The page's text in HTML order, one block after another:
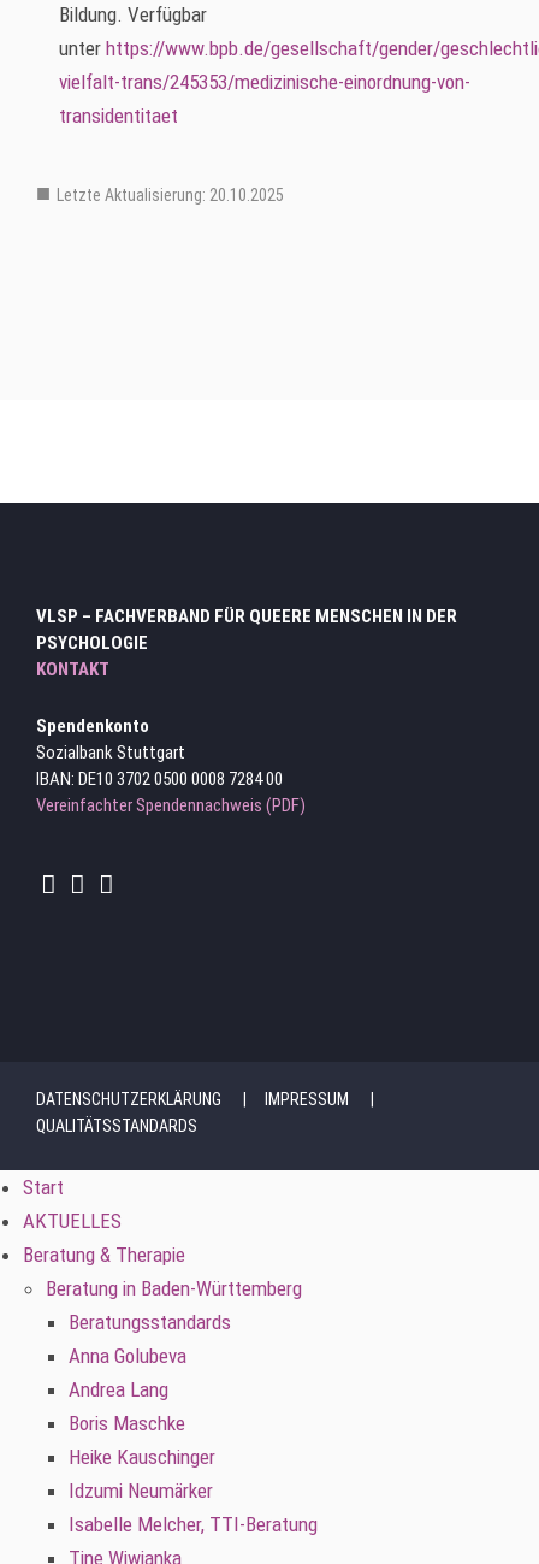
Bildung. Verfügbar
unter https://www.bpb.de/gesellschaft/gender/
vielfalt-trans/245353/medizinische-einordnung-von-
transidentitaet
Letzte Aktualisierung: 20.10.2025
VLSP – FACHVERBAND FÜR QUEERE MENSCHEN IN DER
PSYCHOLOGIE
KONTAKT
Spendenkonto
Sozialbank Stuttgart
IBAN: DE10 3702 0500 0008 7284 00
Vereinfachter Spendennachweis (PDF)
DATENSCHUTZERKLÄRUNG
IMPRESSUM
QUALITÄTSSTANDARDS
Start
AKTUELLES
Beratung & Therapie
Beratung in Baden-Württemberg
Beratungsstandards
Anna Golubeva
Andrea Lang
Boris Maschke
Heike Kauschinger
Idzumi Neumärker
Isabelle Melcher, TTI-Beratung
Tine Wiwianka